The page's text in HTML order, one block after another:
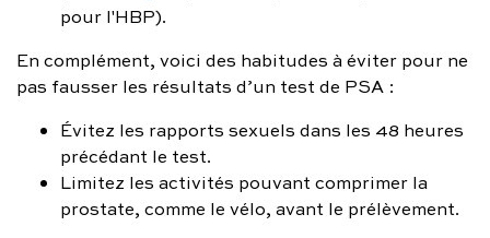
pour l'HBP).
En complément, voici des habitudes à éviter pour ne
pas fausser les résultats d’un test de PSA :
Évitez les rapports sexuels dans les 48 heures
précédant le test.
Limitez les activités pouvant comprimer la
prostate, comme le vélo, avant le prélèvement.